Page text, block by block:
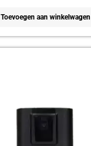
Toevoegen aan winkelwagen